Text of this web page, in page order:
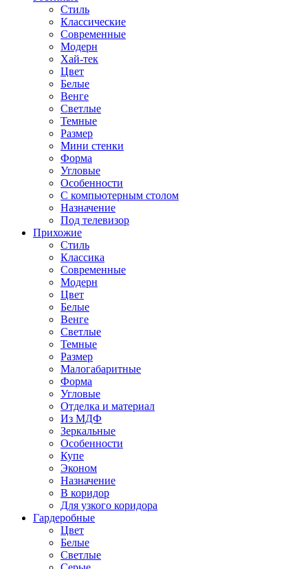
Стиль
Классические
Современные
Модерн
Хай-тек
Цвет
Белые
Венге
Светлые
Темные
Размер
Мини стенки
Форма
Угловые
Особенности
С компьютерным столом
Назначение
Под телевизор
Прихожие
Стиль
Классика
Современные
Модерн
Цвет
Белые
Венге
Светлые
Темные
Размер
Малогабаритные
Форма
Угловые
Отделка и материал
Из МДФ
Зеркальные
Особенности
Купе
Эконом
Назначение
В коридор
Для узкого коридора
Гардеробные
Цвет
Белые
Светлые